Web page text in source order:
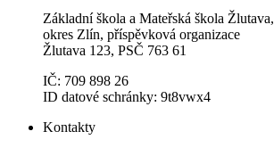
Základní škola a Mateřská škola Žlutava,
okres Zlín, příspěvková organizace
Žlutava 123, PSČ 763 61
IČ: 709 898 26
ID datové schránky: 9t8vwx4
Kontakty